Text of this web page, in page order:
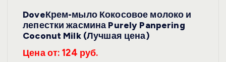
DoveКрем-мыло Кокосовое молоко и
лепестки жасмина Purely Panpering
Coconut Milk (Лучшая цена)
Цена от: 124 руб.